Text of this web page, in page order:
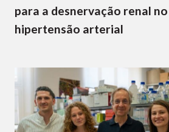
para a desnervação renal
hipertensão arterial